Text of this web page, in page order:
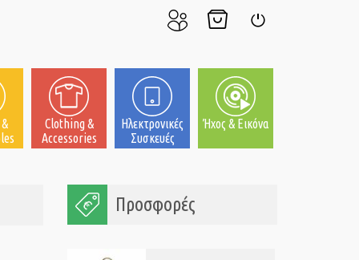
μου
Clothing &
Accessories
Ηλεκτρονικές
Συσκευές
Ήχος & Εικόνα
Προσφορές